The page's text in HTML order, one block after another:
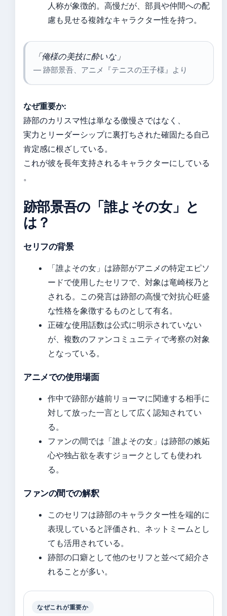
人称が象徴的。高慢だが、部員や仲間への配
慮も見せる複雑なキャラクター性を持つ。
「俺様の美技に酔いな」
— 跡部景吾、アニメ『テニスの王子様』より
なぜ重要か:
跡部のカリスマ性は単なる傲慢さではなく、
実力とリーダーシップに裏打ちされた確固たる自己
肯定感に根ざしている。
これが彼を長年支持されるキャラクターにしている
。
跡部景吾の「誰よその女」と
は？
セリフの背景
「誰よその女」は跡部がアニメの特定エピソ
ードで使用したセリフで、対象は竜崎桜乃と
される。この発言は跡部の高慢で対抗心旺盛
な性格を象徴するものとして有名。
正確な使用話数は公式に明示されていない
が、複数のファンコミュニティで考察の対象
となっている。
アニメでの使用場面
作中で跡部が越前リョーマに関連する相手に
対して放った一言として広く認知されてい
る。
ファンの間では「誰よその女」は跡部の嫉妬
心や独占欲を表すジョークとしても使われ
る。
ファンの間での解釈
このセリフは跡部のキャラクター性を端的に
表現していると評価され、ネットミームとし
ても活用されている。
跡部の口癖として他のセリフと並べて紹介さ
れることが多い。
なぜこれが重要か